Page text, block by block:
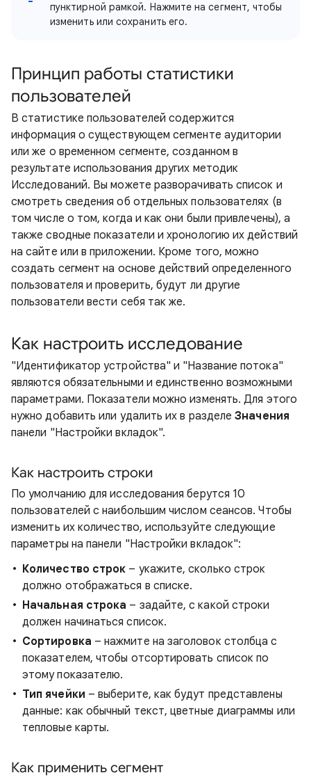
пунктирной рамкой. Нажмите на сегмент, чтобы
изменить или сохранить его.
Принцип работы статистики
пользователей
В статистике пользователей содержится
информация о существующем сегменте аудитории
или же о временном сегменте, созданном в
результате использования других методик
Исследований. Вы можете разворачивать список и
смотреть сведения об отдельных пользователях (в
том числе о том, когда и как они были привлечены), а
также сводные показатели и хронологию их действий
на сайте или в приложении. Кроме того, можно
создать сегмент на основе действий определенного
пользователя и проверить, будут ли другие
пользователи вести себя так же.
Как настроить исследование
"Идентификатор устройства" и "Название потока"
являются обязательными и единственно возможными
параметрами. Показатели можно изменять. Для этого
нужно добавить или удалить их в разделеЗначения
панели "Настройки вкладок".
Как настроить строки
По умолчанию для исследования берутся 10
пользователей с наибольшим числом сеансов. Чтобы
изменить их количество, используйте следующие
параметры на панели "Настройки вкладок":
Количество строк – укажите, сколько строк
должно отображаться в списке.
Начальная строка – задайте, с какой строки
должен начинаться список.
Сортировка – нажмите на заголовок столбца с
показателем, чтобы отсортировать список по
этому показателю.
Тип ячейки – выберите, как будут представлены
данные: как обычный текст, цветные диаграммы или
тепловые карты.
Как применить сегмент